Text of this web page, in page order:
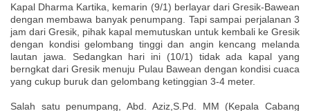
Kapal Dharma Kartika, kemarin (9/1) berlayar dari Gresik-Bawean
dengan membawa banyak penumpang. Tapi sampai perjalanan 3
jam dari Gresik, pihak kapal memutuskan untuk kembali ke Gresik
dengan kondisi gelombang tinggi dan angin kencang melanda
lautan jawa. Sedangkan hari ini (10/1) tidak ada kapal yang
berngkat dari Gresik menuju Pulau Bawean dengan kondisi cuaca
yang cukup buruk dan gelombang ketinggian 3-4 meter.
Salah satu penumpang, Abd. Aziz,S.Pd. MM (Kepala Cabang